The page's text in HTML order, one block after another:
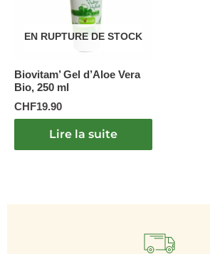
EN RUPTURE DE STOCK
Biovitam’ Gel d’Aloe Vera
Bio, 250 ml
CHF19.90
Lire la suite